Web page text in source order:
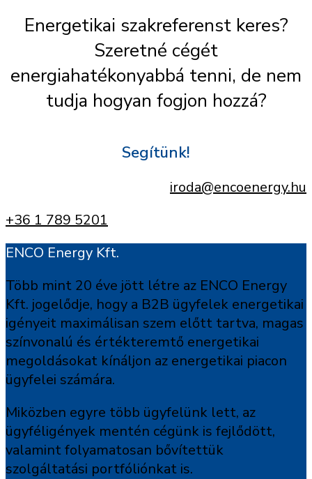
Energetikai szakreferenst keres?
Szeretné cégét
energiahatékonyabbá tenni, de nem
tudja hogyan fogjon hozzá?
Segítünk!
iroda@encoenergy.hu
+36 1 789 5201
ENCO Energy Kft.
Több mint 20 éve jött létre az ENCO Energy
Kft. jogelődje, hogy a B2B ügyfelek energetikai
igényeit maximálisan szem előtt tartva, magas
színvonalú és értékteremtő energetikai
megoldásokat kínáljon az energetikai piacon
ügyfelei számára.
Miközben egyre több ügyfelünk lett, az
ügyféligények mentén cégünk is fejlődött,
valamint folyamatosan bővítettük
szolgáltatási portfóliónkat is.